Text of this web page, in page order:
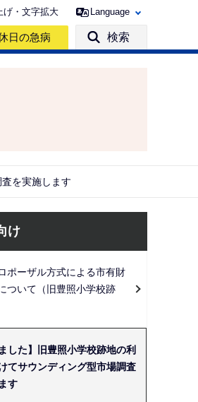
げ・文字拡大 Language
日の急病 検索
を実施します
け
ポーザル方式による市有財
ついて（旧豊照小学校跡
した】旧豊照小学校跡地の利
てサウンディング型市場調査
す